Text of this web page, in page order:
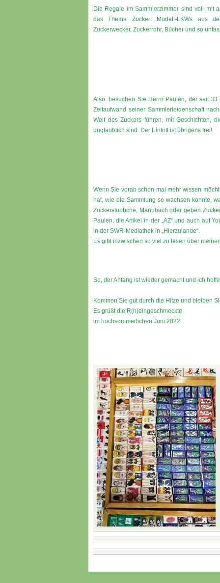
Die Regale im Sammlerzimmer sind voll mit
das Thema Zucker: Modell-LKWs aus
Zuckerwecker, Zuckerrohr, Bücher und so
Also, besuchen Sie Herrn Paulen, der seit
Zeitaufwand seiner Sammlerleidenschaft
Welt des Zuckers führen, mit Geschichten,
unglaublich sind. Der Eintritt ist übrigens frei!
Wenn Sie vorab schon mal mehr wissen
hat, wie die Sammlung so wachsen konnte,
Zuckerstübbche, Manubach oder geben
Paulen, die Artikel in der „AZ“ und auch auf
in der SWR-Mediathek in „Hierzulande“.
Es gibt inzwischen so viel zu lesen über
So, der Anfang ist wieder gemacht und ich
Kommen Sie gut durch die Hitze und bleiben
Es grüßt die R(h)eingeschmeckte
im hochsommerlichen Juni 2022